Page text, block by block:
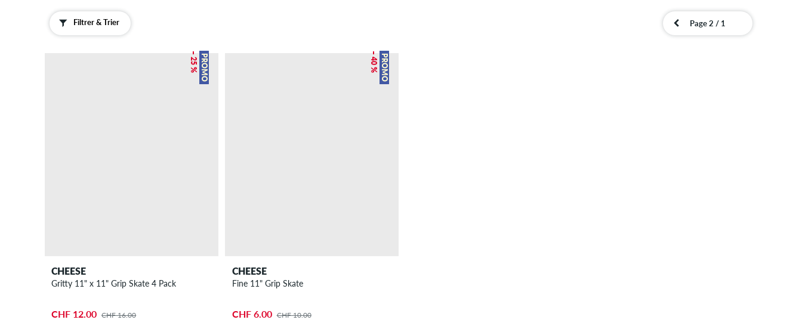
Filtrer & Trier Page 2 / 1
PROMO
– 25 %
CHEESE
Gritty 11" x 11" Grip Skate 4 Pack
CHF 12.00 CHF 16.00
PROMO
– 40 %
CHEESE
Fine 11" Grip Skate
CHF 6.00 CHF 10.00